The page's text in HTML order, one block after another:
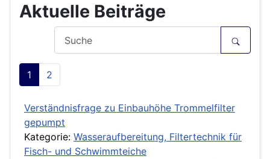
Aktuelle Beiträge
1 2
Verständnisfrage zu Einbauhöhe Trommelfilter
gepumpt
Kategorie: Wasseraufbereitung, Filtertechnik für
Fisch- und Schwimmteiche